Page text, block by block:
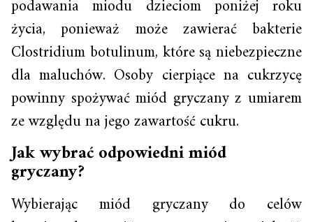
podawania miodu dzieciom poniżej roku
życia, ponieważ może zawierać bakterie
Clostridium botulinum, które są niebezpieczne
dla maluchów. Osoby cierpiące na cukrzycę
powinny spożywać miód gryczany z umiarem
ze względu na jego zawartość cukru.
Jak wybrać odpowiedni miód
gryczany?
Wybierając miód gryczany do celów